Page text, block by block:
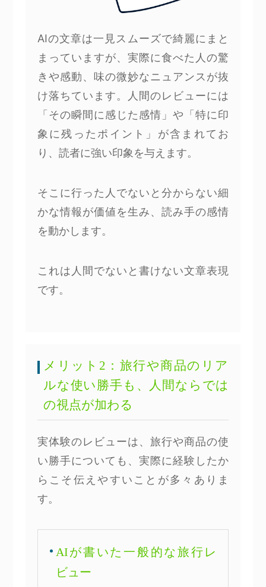
AIの文章は一見スムーズで綺麗にまと
まっていますが、実際に食べた人の驚
きや感動、味の微妙なニュアンスが抜
け落ちています。人間のレビューには
「その瞬間に感じた感情」や「特に印
象に残ったポイント」が含まれてお
り、読者に強い印象を与えます。
そこに行った人でないと分からない細
かな情報が価値を生み、読み手の感情
を動かします。
これは人間でないと書けない文章表現
です。
メリット2：旅行や商品のリア
ルな使い勝手も、人間ならでは
の視点が加わる
実体験のレビューは、旅行や商品の使
い勝手についても、実際に経験したか
らこそ伝えやすいことが多々ありま
す。
AIが書いた一般的な旅行レ
ビュー